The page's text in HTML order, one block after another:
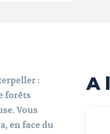
:
forêts
Vous
en face du
A